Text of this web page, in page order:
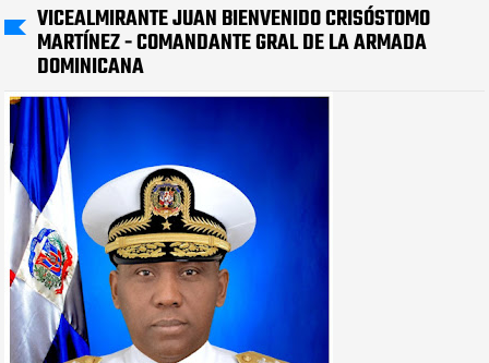
VICEALMIRANTE JUAN BIENVENIDO CRISÓSTOMO
MARTÍNEZ - COMANDANTE GRAL DE LA ARMADA
DOMINICANA